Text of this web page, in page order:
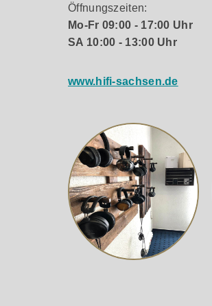
Aluminiumlegierung, die eine
ausgestattet, der für
durch brillante Darstellung und
Öffnungszeiten:
Mo-Fr 09:00 - 17:00 Uhr
SA 10:00 - 13:00 Uhr
www.hifi-sachsen.de